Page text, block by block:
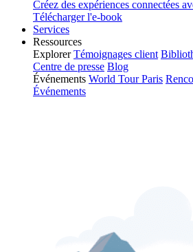
Créez des expériences connectées
Télécharger l'e-book
Services
Ressources
Explorer Témoignages client
Centre de presse Blog
Événements World Tour Paris
Événements